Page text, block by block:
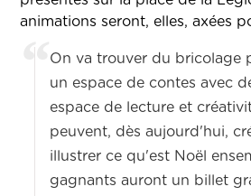
animations seront, elles, axées
On va trouver du bricolage
un espace de contes avec
espace de lecture et
peuvent, dès aujourd'hui,
illustrer ce qu'est Noël
gagnants auront un billet